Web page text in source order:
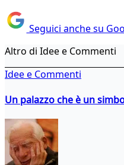
Seguici anche su
Altro di Idee e Commenti
Idee e Commenti
Un palazzo che è un